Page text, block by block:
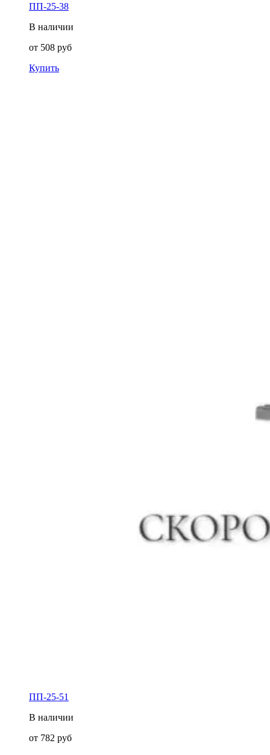
ПП-25-38
В наличии
от 508 руб
Купить
ПП-25-51
В наличии
от 782 руб